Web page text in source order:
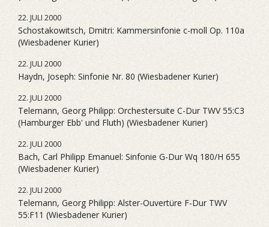
22. JULI 2000
Schostakowitsch, Dmitri: Kammersinfonie c-moll Op. 110a
(Wiesbadener Kurier)
22. JULI 2000
Haydn, Joseph: Sinfonie Nr. 80 (Wiesbadener Kurier)
22. JULI 2000
Telemann, Georg Philipp: Orchestersuite C-Dur TWV 55:C3
(Hamburger Ebb' und Fluth) (Wiesbadener Kurier)
22. JULI 2000
Bach, Carl Philipp Emanuel: Sinfonie G-Dur Wq 180/H 655
(Wiesbadener Kurier)
22. JULI 2000
Telemann, Georg Philipp: Alster-Ouvertüre F-Dur TWV
55:F11 (Wiesbadener Kurier)